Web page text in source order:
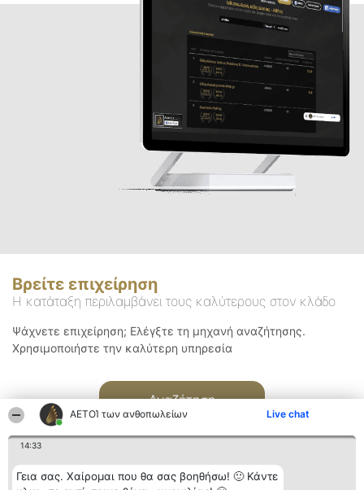
ΑΕΤΟΊ των ανθοπωλείων Live chat
14:33
Γεια σας. Χαίρομαι που θα σας βοηθήσω! 🙂 Κάντε
Βρείτε επιχείρηση
Η κατάταξη περιλαμβάνει τους καλύτερους στον κλάδο
Ψάχνετε επιχείρηση; Ελέγξτε τη μηχανή αναζήτησης.
Χρησιμοποιήστε την καλύτερη υπηρεσία
Αναζήτηση